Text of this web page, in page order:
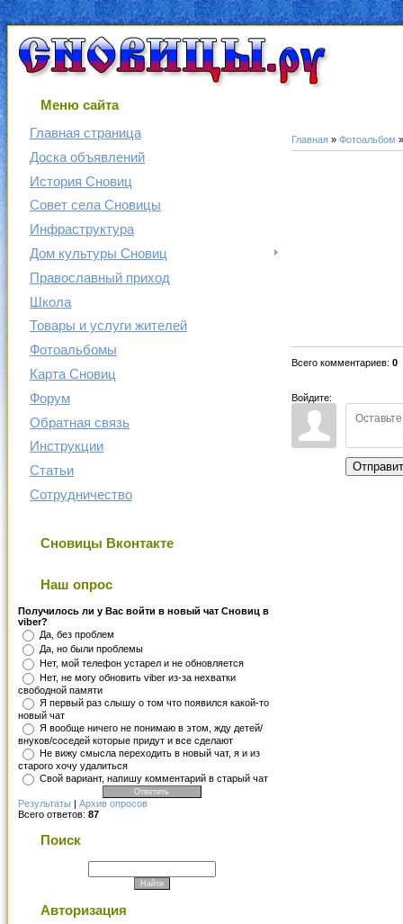
Меню сайта
Главная страница
Доска объявлений
История Сновиц
Совет села Сновицы
Инфраструктура
Дом культуры Сновиц
Православный приход
Школа
Товары и услуги жителей
Фотоальбомы
Карта Сновиц
Форум
Обратная связь
Инструкции
Статьи
Сотрудничество
Сновицы Вконтакте
Наш опрос
Получилось ли у Вас войти в новый чат Сновиц в
viber?
Да, без проблем
Да, но были проблемы
Нет, мой телефон устарел и не обновляется
Нет, не могу обновить viber из-за нехватки
свободной памяти
Я первый раз слышу о том что появился какой-то
новый чат
Я вообще ничего не понимаю в этом, жду детей/
внуков/соседей которые придут и все сделают
Не вижу смысла переходить в новый чат, я и из
старого хочу удалиться
Свой вариант, напишу комментарий в старый чат
Результаты | Архив опросов
Всего ответов: 87
Поиск
Авторизация
Главная » Фотоальбом
Всего комментариев: 0
Войдите: